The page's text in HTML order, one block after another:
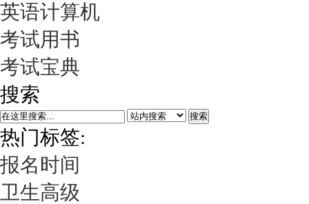
英语计算机
考试用书
考试宝典
搜索
搜索
热门标签:
报名时间
卫生高级